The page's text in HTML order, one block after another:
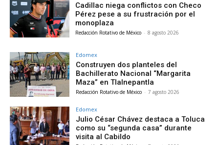
Cadillac niega conflictos con Checo
Pérez pese a su frustración por el
monoplaza
Redacción Rotativo de México - 8 agosto 2026
Edomex
Construyen dos planteles del
Bachillerato Nacional “Margarita
Maza” en Tlalnepantla
Redacción Rotativo de México - 7 agosto 2026
Edomex
Julio César Chávez destaca a Toluca
como su “segunda casa” durante
visita al Cabildo